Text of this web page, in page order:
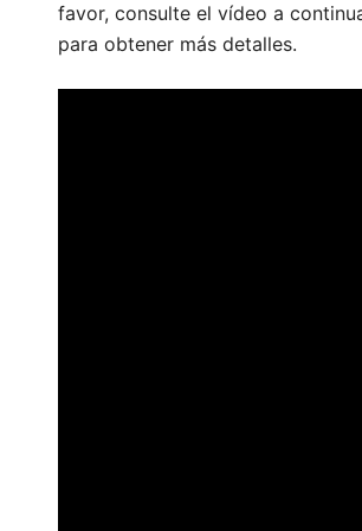
favor, consulte el vídeo a
para obtener más detalles.